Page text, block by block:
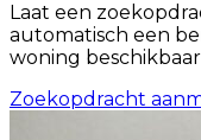
Laat een
automatisch een
woning
Zoekopdracht